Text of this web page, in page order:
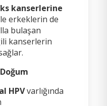
kanserlerine
erkeklerin de
bulaşan
kanserlerin
HPVvarlığında